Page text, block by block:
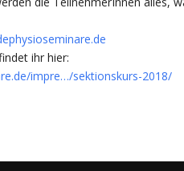
ihr hier:
impre…/sektionskurs-2018/